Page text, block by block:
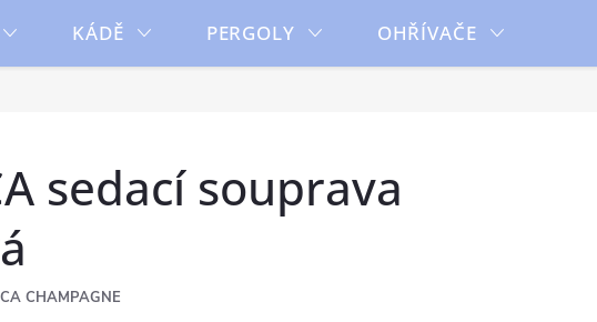
KÁDĚ PERGOLY OHŘÍVAČE
sedací souprava
CHAMPAGNE